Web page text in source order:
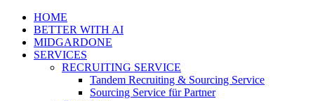
HOME
BETTER WITH AI
MIDGARDONE
SERVICES
RECRUITING SERVICE
Tandem Recruiting & Sourcing Service
Sourcing Service für Partner